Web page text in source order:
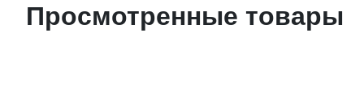
Просмотренные товары